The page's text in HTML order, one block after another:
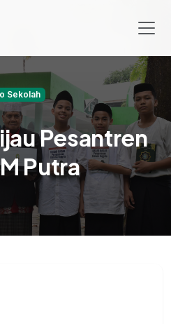
Sekolah
Pesantren
Putra